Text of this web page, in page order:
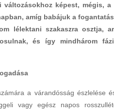
képest, mégis,
amíg babájuk a
lélektani szakaszra osztja,
és így mindhárom
a várandósság észlelése
vagy egész napos